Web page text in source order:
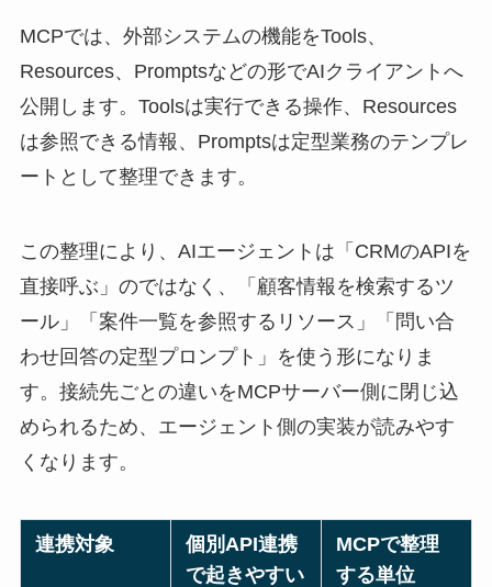
MCPでは、外部システムの機能をTools、
Resources、Promptsなどの形でAIクライアントへ
公開します。Toolsは実行できる操作、Resources
は参照できる情報、Promptsは定型業務のテンプレ
ートとして整理できます。
この整理により、AIエージェントは「CRMのAPIを
直接呼ぶ」のではなく、「顧客情報を検索するツ
ール」「案件一覧を参照するリソース」「問い合
わせ回答の定型プロンプト」を使う形になりま
す。接続先ごとの違いをMCPサーバー側に閉じ込
められるため、エージェント側の実装が読みやす
くなります。
連携対象
個別API連携
で起きやすい
MCPで整理
する単位